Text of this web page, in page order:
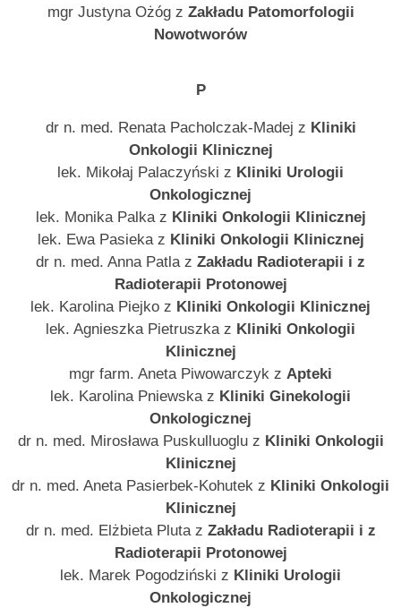
mgr Justyna Ożóg z Zakładu Patomorfologii
Nowotworów
P
dr n. med. Renata Pacholczak-Madej z Kliniki
Onkologii Klinicznej
lek. Mikołaj Palaczyński z Kliniki Urologii
Onkologicznej
lek. Monika Palka z Kliniki Onkologii Klinicznej
lek. Ewa Pasieka z Kliniki Onkologii Klinicznej
dr n. med. Anna Patla z Zakładu Radioterapii i z
Radioterapii Protonowej
lek. Karolina Piejko z Kliniki Onkologii Klinicznej
lek. Agnieszka Pietruszka z Kliniki Onkologii
Klinicznej
mgr farm. Aneta Piwowarczyk z Apteki
lek. Karolina Pniewska z Kliniki Ginekologii
Onkologicznej
dr n. med. Mirosława Puskulluoglu z Kliniki Onkologii
Klinicznej
dr n. med. Aneta Pasierbek-Kohutek z Kliniki Onkologii
Klinicznej
dr n. med. Elżbieta Pluta z Zakładu Radioterapii i z
Radioterapii Protonowej
lek. Marek Pogodziński z Kliniki Urologii
Onkologicznej